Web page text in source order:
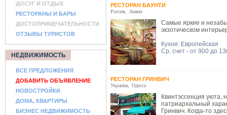
ДОСУГ И ОТДЫХ
РЕСТОРАНЫ И БАРЫ
ДОСТОПРИМЕЧАТЕЛЬНОСТИ
ОТЗЫВЫ ТУРИСТОВ
НЕДВИЖИМОСТЬ
ВСЕ ПРЕДЛОЖЕНИЯ
ДОБАВИТЬ ОБЪЯВЛЕНИЕ
НОВОСТРОЙКИ
ДОМА, КВАРТИРЫ
БИЗНЕС НЕДВИЖИМОСТЬ
РЕСТОРАН БАУНТИ
Россия Анапа
Самые яркие и
экзотическом
Кухня: Европейская
Ср. счет - от 900 до
РЕСТОРАН ГРИНВИЧ
Украина Одесса
Квинтэссенция уюта,
патриархальный
Гринвич. Когда-то